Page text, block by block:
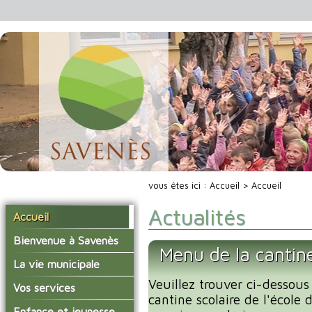
Accueil
Bienvenue à Savenès
Situer Savenès
Savenès en chiffre
L'histoire du village
La vie municipale
Vos élus
Les compte-rendus du
Vos services
La mairie
vous êtes ici : Accueil > Accueil
Actualités
Menu de la
Veuillez trouver ci-
cantine scolaire de l'école